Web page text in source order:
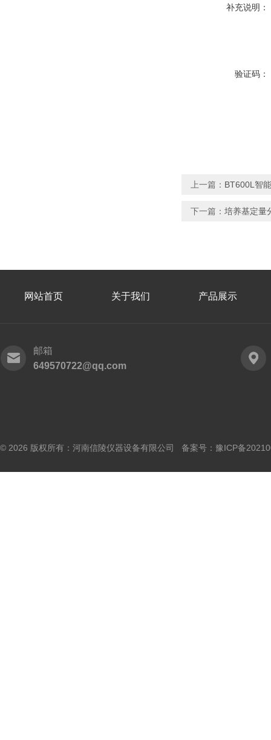
补充说明：
验证码：
上一篇： BT600L智
下一篇： 培养基定量
网站首页 关于我们 产品展示
邮箱
649570722@qq.com
© 2026 版权所有：河南信陵仪器设备有限公司 备案号： 豫ICP备